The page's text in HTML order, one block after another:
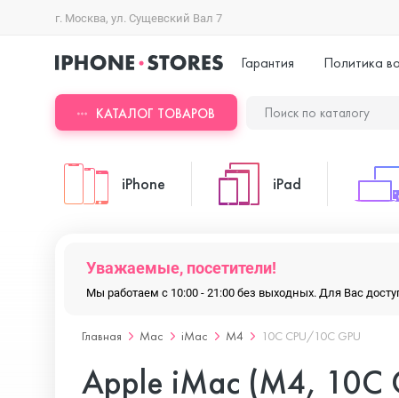
г. Москва, ул. Сущевский Вал 7
Гарантия Политика
КАТАЛОГ ТОВАРОВ
iPhone
iPhone 17 Pro
iPad
iPad Air
Уважаемые, посетители!
Мы работаем с 10:00 - 21:00 без выходных. Для Вас
Главная Mac iMac M4 10C CPU/10C GPU
Apple iMac (M4, 10C